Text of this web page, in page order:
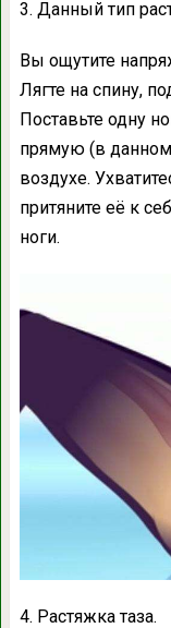
3. Данный тип
Вы ощутите
Лягте на спину,
Поставьте одну
прямую (в
воздухе.
притяните её к
ноги.
4. Растяжка таза.